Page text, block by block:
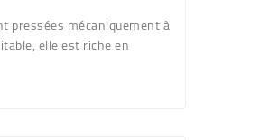
pressées mécaniquement à
elle est riche en